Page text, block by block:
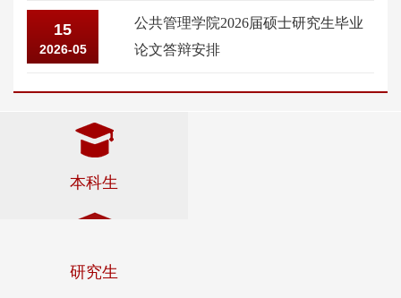
15
2026-05
公共管理学院2026届硕士研究生毕业
论文答辩安排
本科生
研究生